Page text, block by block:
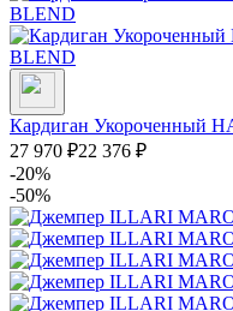
Кардиган Укороченный
27 970 ₽22 376 ₽
-20%
-50%